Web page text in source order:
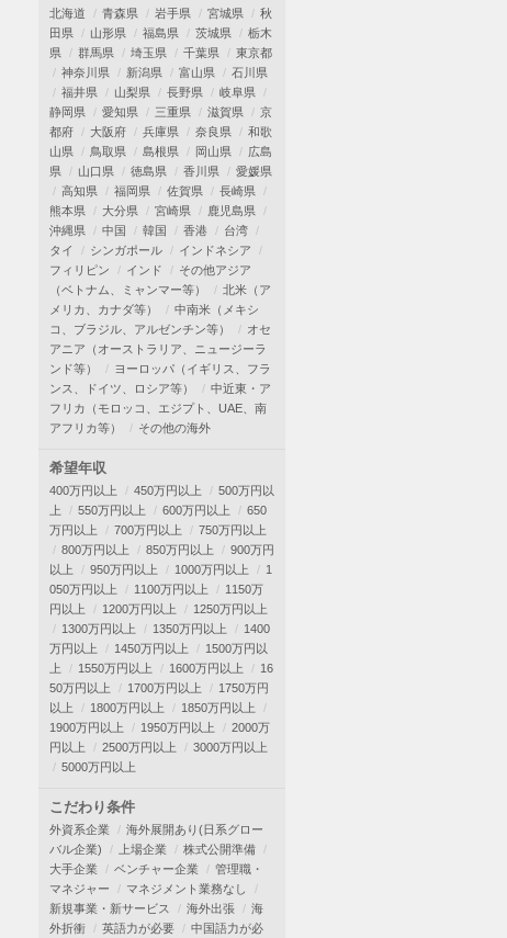
北海道 青森県 岩手県 宮城県
秋
田県
山形県 福島県 茨城県
栃木
県
群馬県 埼玉県 千葉県
東京都
神奈川県
新潟県 富山県
石川県
福井県
山梨県 長野県
岐阜県
静岡県
愛知県 三重県 滋賀県
京
都府
大阪府 兵庫県 奈良県
和歌
山県
鳥取県 島根県 岡山県
広島
県
山口県 徳島県 香川県
愛媛県
高知県
福岡県 佐賀県
長崎県
熊本県
大分県 宮崎県
鹿児島県
沖縄県
中国 韓国 香港
台湾
タイ
シンガポール
インドネシア
フィリピン
インド
その他アジア
（ベトナム、ミャンマー等）
北米（ア
メリカ、カナダ等）
中南米（メキシ
コ、ブラジル、アルゼンチン等）
オセ
アニア（オーストラリア、ニュージーラ
ンド等）
ヨーロッパ（イギリス、フラ
ンス、ドイツ、ロシア等）
中近東・ア
フリカ（モロッコ、エジプト、UAE、南
アフリカ等）
その他の海外
希望年収
400万円以上 450万円以上
500万円以
上
550万円以上 600万円以上
650
万円以上
700万円以上
750万円以上
800万円以上
850万円以上
900万円
以上
950万円以上 1000万円以上
1
050万円以上
1100万円以上
1150万
円以上
1200万円以上
1250万円以上
1300万円以上
1350万円以上
1400
万円以上
1450万円以上
1500万円以
上
1550万円以上 1600万円以上
16
50万円以上
1700万円以上
1750万円
以上
1800万円以上
1850万円以上
1900万円以上
1950万円以上
2000万
円以上
2500万円以上
3000万円以上
5000万円以上
こだわり条件
外資系企業
海外展開あり(日系グロー
バル企業)
上場企業
株式公開準備
大手企業
ベンチャー企業
管理職・
マネジャー
マネジメント業務なし
新規事業・新サービス
海外出張
海
外折衝
英語力が必要
中国語力が必